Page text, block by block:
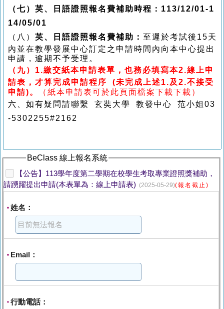
（七）英、日語證照報名費補助時程： 113/12/01-1
14/05/01
（八） 英、日語證照報名費補助： 至遲於考試後 15天
內 並在教學發展中心訂定之申請時間內向本中心提出
申請，逾期不予受理。
（九） 1.繳交紙本申請表單，也務必填寫本2.線上申
請表，才算完成申請程序 (未完成上述1.及 2.不接受
申請)。
（紙本申請表可於此頁面檔案下載下載）
六、如有疑問請聯繫 玄奘大學 教發中心 范小姐03
-5302255#2162
BeClass 線上報名系統
【公告】113學年度第二學期在校學生考取專業證照獎補助，
請踴躍提出申請(本表單為：線上申請表) (2025-05-29)(報名截止)
* 姓名：
* Email：
* 行動電話：